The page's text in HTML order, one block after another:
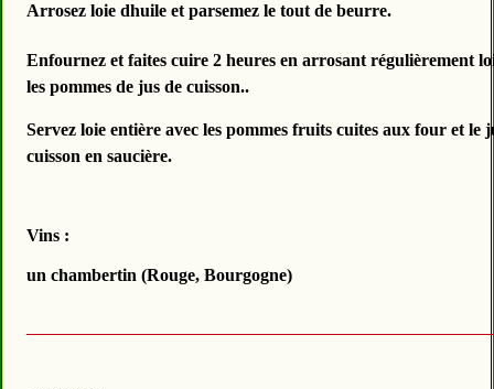
Arrosez loie dhuile et parsemez le tout de beurre.
Enfournez et faites cuire 2 heures en arrosant régulièrement
les pommes de jus de cuisson..
Servez loie entière avec les pommes fruits cuites aux four et le
cuisson en saucière.
Vins :
un chambertin (Rouge, Bourgogne)